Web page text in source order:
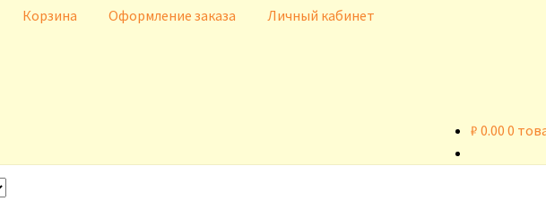
Корзина Оформление заказа Личный кабинет
₽ 0.00 0